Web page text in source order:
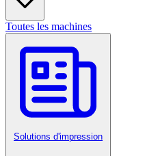
Toutes les machines
Solutions d'impression